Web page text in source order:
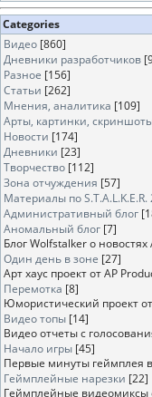
Categories
Видео [860]
Дневники разработчиков
Разное [156]
Статьи [262]
Мнения, аналитика [109]
Арты, картинки,
Новости [174]
Дневники [23]
Творчество [112]
Зона отчуждения [57]
Материалы по S.T.A.L.K.E.R.
Административный блог
Аномальный блог [7]
Блог Wolfstalker о новостях
Один день в зоне [27]
Арт хаус проект от AP
Перемотка [8]
Юмористический проект
Видео топы [14]
Видео отчеты с
Начало игры [45]
Первые минуты геймплея
Геймплейные нарезки [22]
Геймплейные видеомиксы